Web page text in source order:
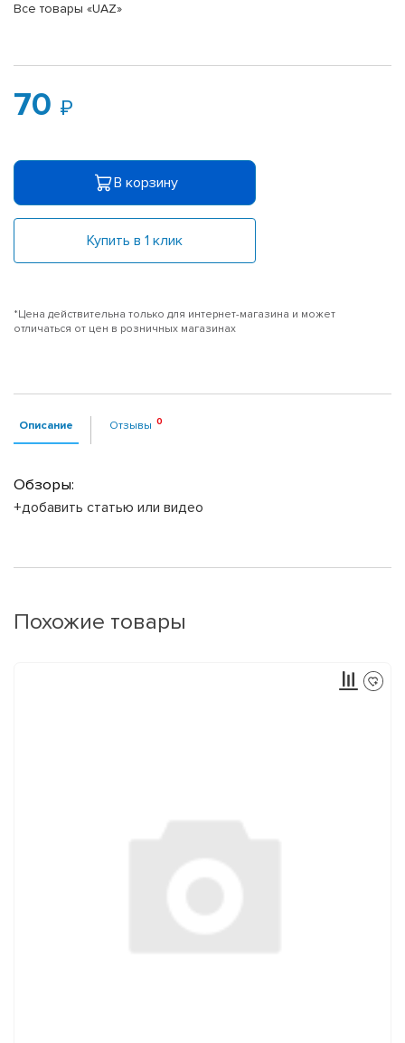
Все товары «UAZ»
70
В корзину
Купить в 1 клик
*Цена действительна только для интернет-магазина и может
отличаться от цен в розничных магазинах
Описание Отзывы
Обзоры:
+добавить статью или видео
Похожие товары